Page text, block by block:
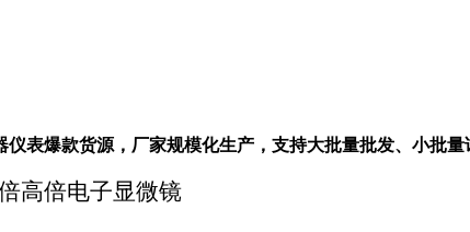
表爆款货源，厂家规模化生产，支持大批量批发、小批量
高倍电子显微镜